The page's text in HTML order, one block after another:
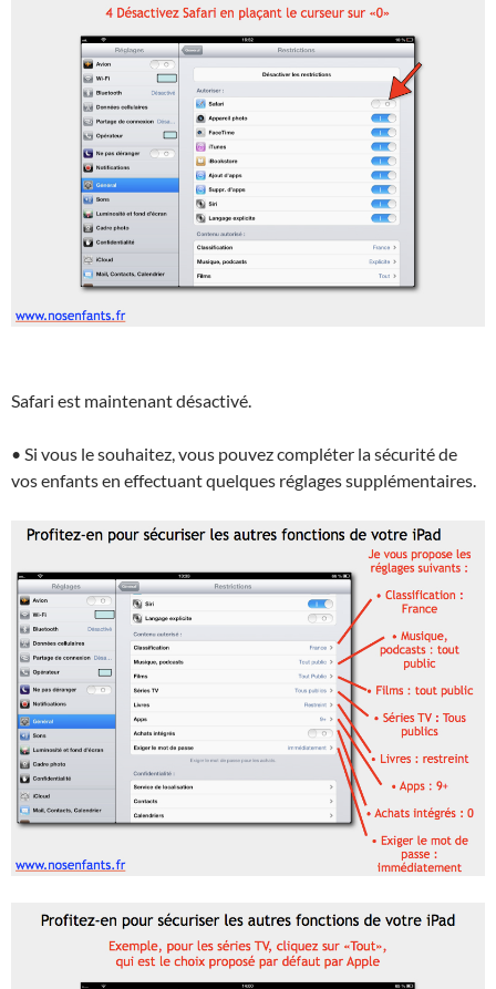
Safari est maintenant désactivé.
• Si vous le souhaitez, vous pouvez compléter la sécurité de
vos enfants en effectuant quelques réglages supplémentaires.